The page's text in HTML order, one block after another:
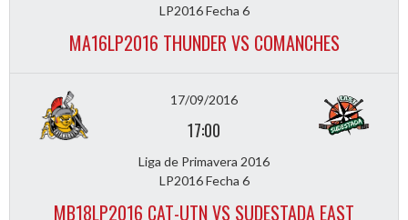
LP2016 Fecha 6
MA16LP2016 THUNDER VS COMANCHES
17/09/2016
17:00
Liga de Primavera 2016
LP2016 Fecha 6
MB18LP2016 CAT-UTN VS SUDESTADA EAST